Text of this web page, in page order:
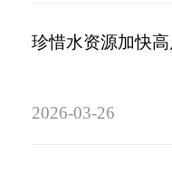
珍惜水资源加快
2026-03-26